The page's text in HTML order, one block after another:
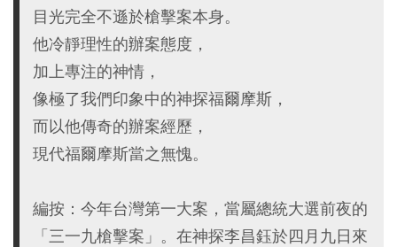
目光完全不遜於槍擊案本身。
他冷靜理性的辦案態度，
加上專注的神情，
像極了我們印象中的神探福爾摩斯，
而以他傳奇的辦案經歷，
現代福爾摩斯當之無愧。
編按：今年台灣第一大案，當屬總統大選前夜的
「三一九槍擊案」。在神探李昌鈺於四月九日來